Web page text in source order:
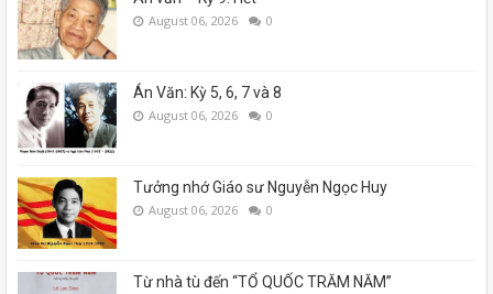
August 06, 2026 0
Án Văn: Kỳ 5, 6, 7 và 8
August 06, 2026 0
Tưởng nhớ Giáo sư Nguyễn Ngọc Huy
August 06, 2026 0
Từ nhà tù đến “TỔ QUỐC TRĂM NĂM”